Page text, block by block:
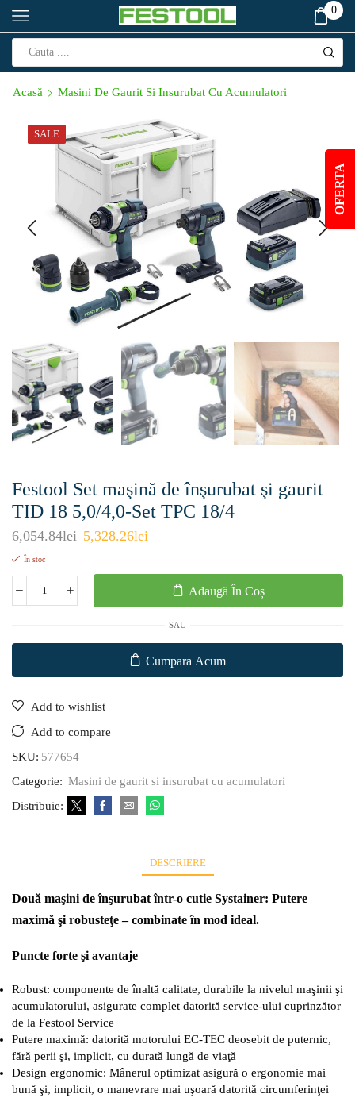
0
Acasă Masini De Gaurit Si Insurubat Cu Acumulatori
SALE
Festool Set maşină de înşurubat şi gaurit
TID 18 5,0/4,0-Set TPC 18/4
6,054.84lei 5,328.26lei
În stoc
Adaugă În Coș
SAU
Cumpara Acum
Add to wishlist
Add to compare
SKU: 577654
Categorie: Masini de gaurit si insurubat cu acumulatori
Distribuie:
DESCRIERE
Două maşini de înşurubat într-o cutie Systainer: Putere
maximă şi robusteţe – combinate în mod ideal.
Puncte forte şi avantaje
Robust: componente de înaltă calitate, durabile la nivelul maşinii şi
acumulatorului, asigurate complet datorită service-ului cuprinzător
de la Festool Service
Putere maximă: datorită motorului EC-TEC deosebit de puternic,
fără perii şi, implicit, cu durată lungă de viaţă
Design ergonomic: Mânerul optimizat asigură o ergonomie mai
bună şi, implicit, o manevrare mai uşoară datorită circumferinţei
OFERTA